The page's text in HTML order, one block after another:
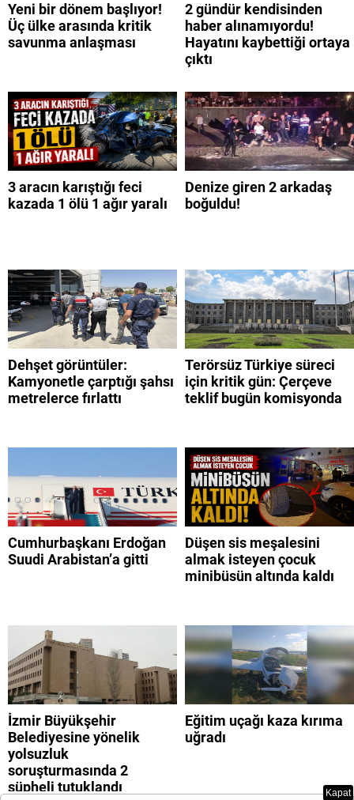
Yeni bir dönem başlıyor!
Üç ülke arasında kritik
savunma anlaşması
2 gündür kendisinden
haber alınamıyordu!
Hayatını kaybettiği ortaya
çıktı
3 aracın karıştığı feci
kazada 1 ölü 1 ağır yaralı
Denize giren 2 arkadaş
boğuldu!
Dehşet görüntüler:
Kamyonetle çarptığı şahsı
metrelerce fırlattı
Terörsüz Türkiye süreci
için kritik gün: Çerçeve
teklif bugün komisyonda
Cumhurbaşkanı Erdoğan
Suudi Arabistan’a gitti
Düşen sis meşalesini
almak isteyen çocuk
minibüsün altında kaldı
İzmir Büyükşehir
Belediyesine yönelik
yolsuzluk
soruşturmasında 2
şüpheli tutuklandı
Eğitim uçağı kaza kırıma
uğradı
Kapat